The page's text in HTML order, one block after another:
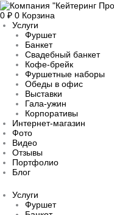
Перейти
к
содержимому
0 ₽ 0 Корзина
Услуги
Фуршет
Банкет
Свадебный банкет
Кофе-брейк
Фуршетные наборы
Обеды в офис
Выставки
Гала-ужин
Корпоративы
Интернет-магазин
Фото
Видео
Отзывы
Портфолио
Блог
Услуги
Фуршет
Прокрутка
вверх